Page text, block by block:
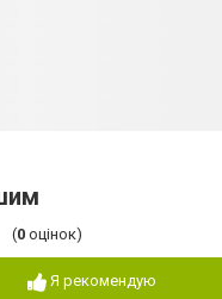
(0 оцінок)
Я рекомендую